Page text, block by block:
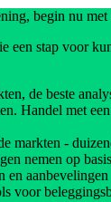
begin nu met
een stap voor
de beste
Handel met
markten -
nemen op
en aanbevelingen
voor